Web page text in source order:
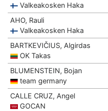
Valkeakosken Haka
AHO, Rauli
Valkeakosken Haka
BARTKEVIČIUS, Algirdas
OK Takas
BLUMENSTEIN, Bojan
team germany
CALLE CRUZ, Angel
GOCAN